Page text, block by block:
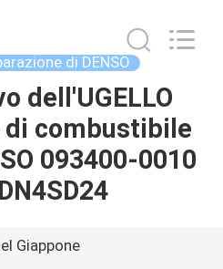
di DENSO
dell'UGELLO
combustibile
093400-0010
Giappone